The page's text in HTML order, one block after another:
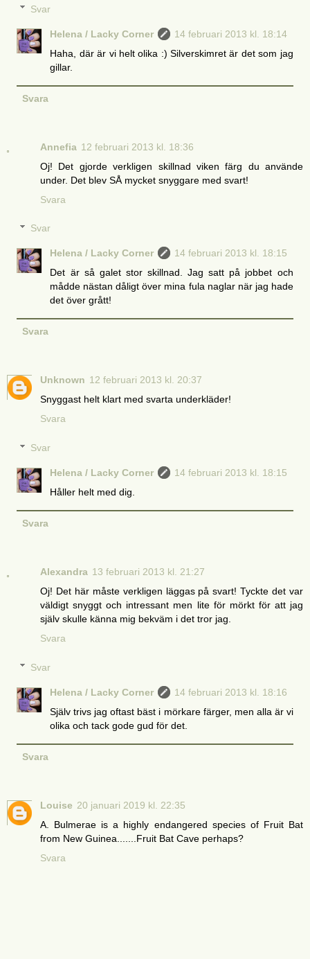
Svar
Helena / Lacky Corner
14 februari 2013 kl. 18:14
Haha, där är vi helt olika :) Silverskimret är det som jag
gillar.
Svara
Annefia 12 februari 2013 kl. 18:36
Oj! Det gjorde verkligen skillnad viken färg du använde
under. Det blev SÅ mycket snyggare med svart!
Svara
Svar
Helena / Lacky Corner
14 februari 2013 kl. 18:15
Det är så galet stor skillnad. Jag satt på jobbet och
mådde nästan dåligt över mina fula naglar när jag hade
det över grått!
Svara
Unknown 12 februari 2013 kl. 20:37
Snyggast helt klart med svarta underkläder!
Svara
Svar
Helena / Lacky Corner
14 februari 2013 kl. 18:15
Håller helt med dig.
Svara
Alexandra 13 februari 2013 kl. 21:27
Oj! Det här måste verkligen läggas på svart! Tyckte det var
väldigt snyggt och intressant men lite för mörkt för att jag
själv skulle känna mig bekväm i det tror jag.
Svara
Svar
Helena / Lacky Corner
14 februari 2013 kl. 18:16
Själv trivs jag oftast bäst i mörkare färger, men alla är vi
olika och tack gode gud för det.
Svara
Louise 20 januari 2019 kl. 22:35
A. Bulmerae is a highly endangered species of Fruit Bat
from New Guinea.......Fruit Bat Cave perhaps?
Svara